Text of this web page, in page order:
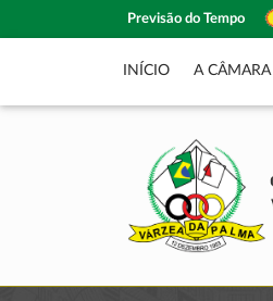
Previsão do Tempo
INÍCIO A CÂMARA